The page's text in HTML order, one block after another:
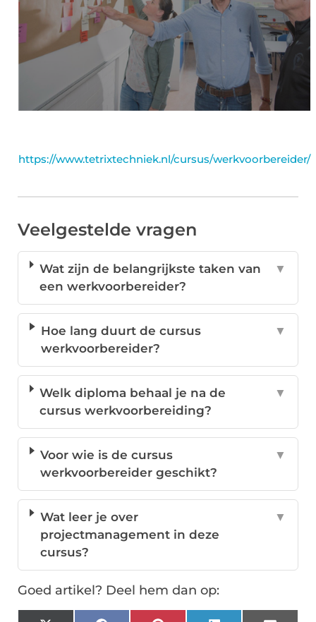
https://www.tetrixtechniek.nl/cursus/werkvoorbereider/
Veelgestelde vragen
Wat zijn de belangrijkste taken van
een werkvoorbereider?
▼
Hoe lang duurt de cursus
werkvoorbereider?
▼
Welk diploma behaal je na de
cursus werkvoorbereiding?
▼
Voor wie is de cursus
werkvoorbereider geschikt?
▼
Wat leer je over
projectmanagement in deze
cursus?
▼
Goed artikel? Deel hem dan op: